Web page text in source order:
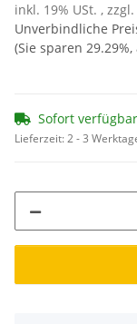
inkl. 19% USt. , zzgl.
Unverbindliche
(Sie sparen 29.29%,
Sofort verfügbar
Lieferzeit:2 - 3